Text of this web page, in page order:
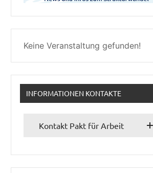
Keine Veranstaltung gefunden!
INFORMATIONEN KONTAKTE
Kontakt Pakt für Arbeit